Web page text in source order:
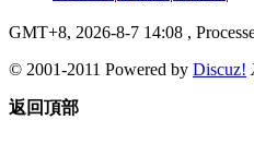
GMT+8, 2026-8-7 14:08 ,
© 2001-2011 Powered by Discuz!
返回頂部